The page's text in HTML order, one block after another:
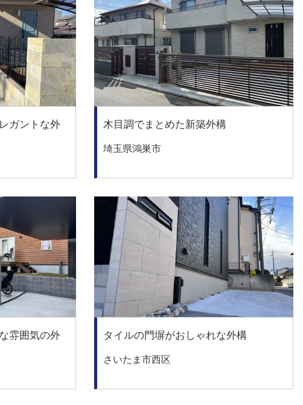
ガントな外
木目調でまとめた新築外構
埼玉県鴻巣市
雰囲気の外
タイルの門塀がおしゃれな外構
さいたま市西区